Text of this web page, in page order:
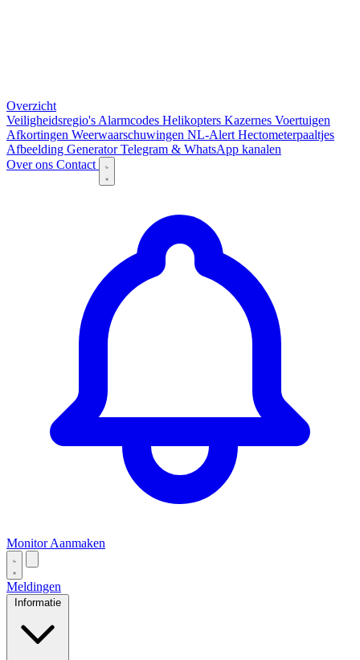
Overzicht
Veiligheidsregio's Alarmcodes Helikopters Kazernes Voertuigen
Afkortingen Weerwaarschuwingen NL-Alert Hectometerpaaltjes
Afbeelding GeneratorTelegram & WhatsApp kanalen
Over ons Contact
Monitor Aanmaken
Meldingen
Informatie